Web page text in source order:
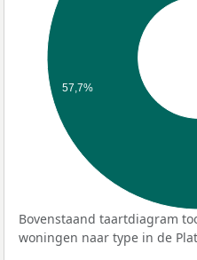
57,7%
Bovenstaand taartdiagram
woningen naar type in de